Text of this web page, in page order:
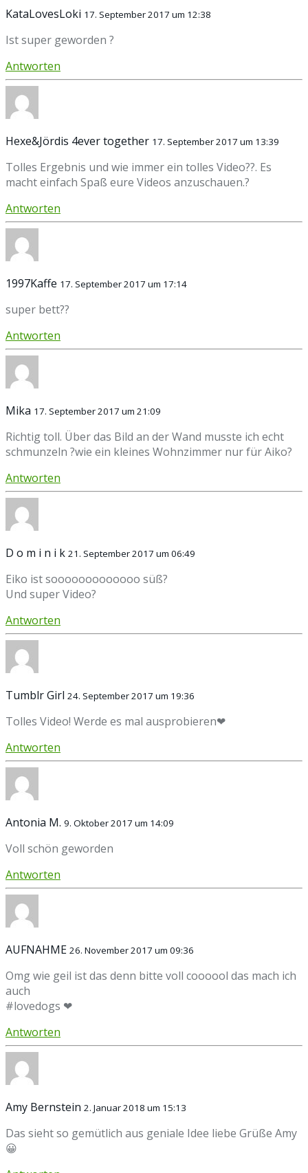
KataLovesLoki 17. September 2017 um 12:38
Ist super geworden ?
Antworten
Hexe&Jördis 4ever together 17. September 2017 um 13:39
Tolles Ergebnis und wie immer ein tolles Video??. Es
macht einfach Spaß eure Videos anzuschauen.?
Antworten
1997Kaffe 17. September 2017 um 17:14
super bett??
Antworten
Mika 17. September 2017 um 21:09
Richtig toll. Über das Bild an der Wand musste ich echt
schmunzeln ?wie ein kleines Wohnzimmer nur für Aiko?
Antworten
D o m i n i k 21. September 2017 um 06:49
Eiko ist sooooooooooooo süß?
Und super Video?
Antworten
Tumblr Girl 24. September 2017 um 19:36
Tolles Video! Werde es mal ausprobieren❤
Antworten
Antonia M. 9. Oktober 2017 um 14:09
Voll schön geworden
Antworten
AUFNAHME 26. November 2017 um 09:36
Omg wie geil ist das denn bitte voll coooool das mach ich
auch
#lovedogs ❤
Antworten
Amy Bernstein 2. Januar 2018 um 15:13
Das sieht so gemütlich aus geniale Idee liebe Grüße Amy
😀